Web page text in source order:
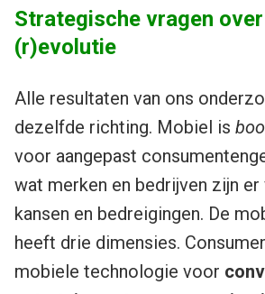
Strategische vragen
(r)evolutie
Alle resultaten van ons
dezelfde richting. Mobiel is
voor aangepast
wat merken en bedrijven zijn
kansen en bedreigingen. De
heeft drie dimensies.
mobiele technologie voor